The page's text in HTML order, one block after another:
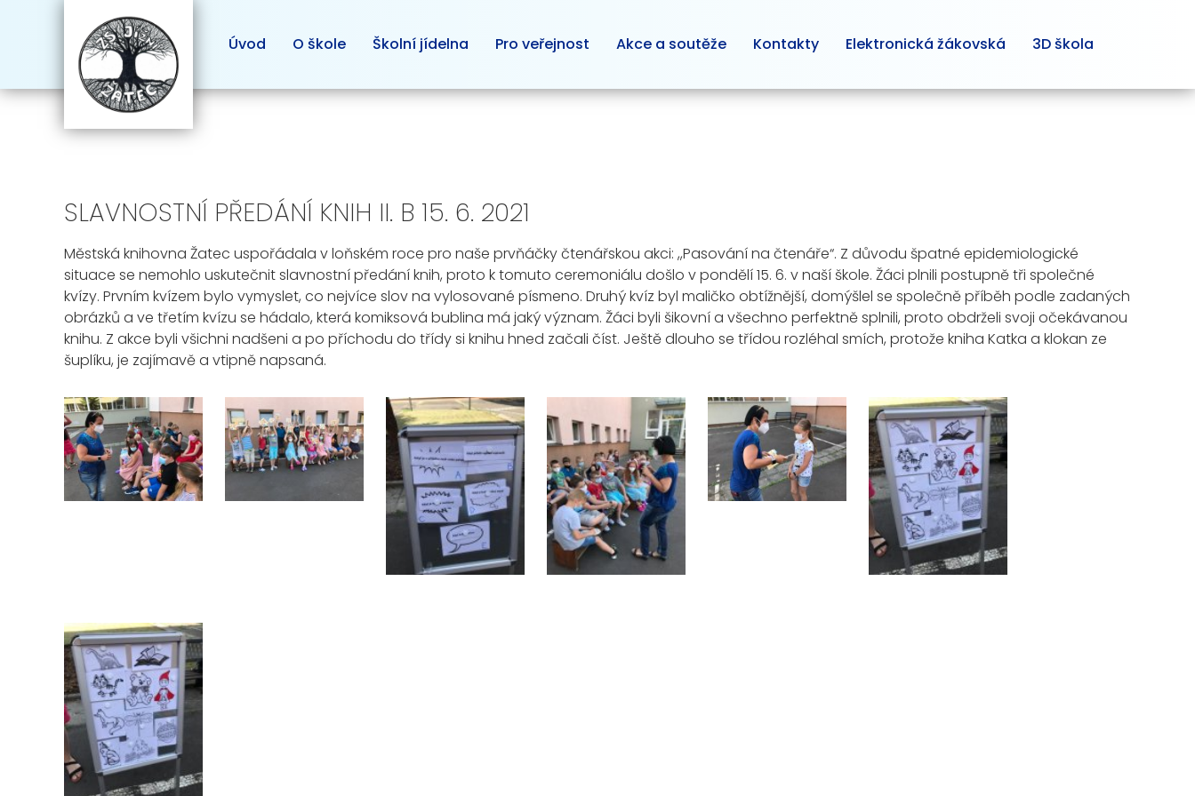
Úvod O škole Školní jídelna Pro veřejnost Akce a soutěže Kontakty Elektronická žákovská 3D škola
SLAVNOSTNÍ PŘEDÁNÍ KNIH II. B 15. 6. 2021
Městská knihovna Žatec uspořádala v loňském roce pro naše prvňáčky čtenářskou akci: ,,Pasování na čtenáře“. Z důvodu špatné epidemiologické
situace se nemohlo uskutečnit slavnostní předání knih, proto k tomuto ceremoniálu došlo v pondělí 15. 6. v naší škole. Žáci plnili postupně tři společné
kvízy. Prvním kvízem bylo vymyslet, co nejvíce slov na vylosované písmeno. Druhý kvíz byl maličko obtížnější, domýšlel se společně příběh podle zadaných
obrázků a ve třetím kvízu se hádalo, která komiksová bublina má jaký význam. Žáci byli šikovní a všechno perfektně splnili, proto obdrželi svoji očekávanou
knihu. Z akce byli všichni nadšeni a po příchodu do třídy si knihu hned začali číst. Ještě dlouho se třídou rozléhal smích, protože kniha Katka a klokan ze
šuplíku, je zajímavě a vtipně napsaná.